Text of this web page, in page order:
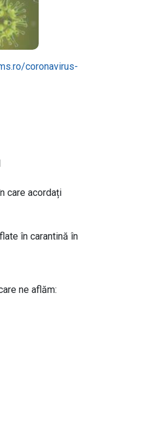
coronavirus-
care acordați
în carantină în
ne aflăm: